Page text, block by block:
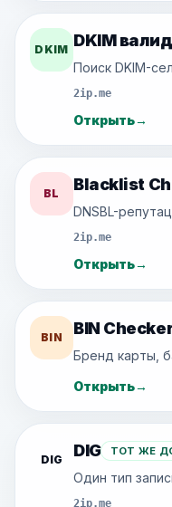
DKIM DKIM
Поиск DKIM-
2ip.me
Открыть→
BL Blacklist
DNSBL-
2ip.me
Открыть→
BIN BIN
Бренд карты,
Открыть→
DIG DIG ТОТ ЖЕ
Один тип
2ip.me